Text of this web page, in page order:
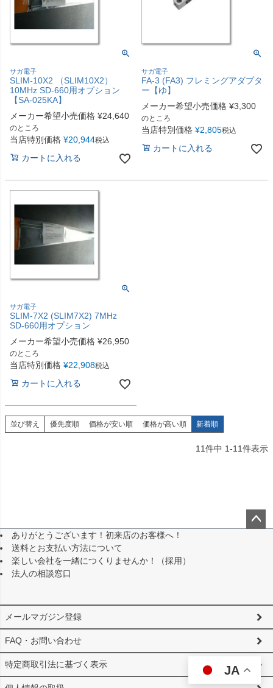
JA
サガ電子
SLIM-10X2 （SLIM10X2）
10MHz SD-660用オプション
【SA-025KA】
メーカー希望小売価格 ¥24,640
のところ
当店特別価格 ¥20,944税込
カートに入れる
サガ電子
FA-3 (FA3) フレミングアダプタ
ー【ゆ】
メーカー希望小売価格 ¥3,300
のところ
当店特別価格 ¥2,805税込
カートに入れる
サガ電子
SLIM-7X2 (SLIM7X2) 7MHz
SD-660用オプション
メーカー希望小売価格 ¥26,950
のところ
当店特別価格 ¥22,908税込
カートに入れる
並び替え 優先度順 価格が安い順 価格が高い順 新着順
11件中 1-11件表示
ありがとうございます！初来店のお客様へ！
送料とお支払い方法について
楽しい会社を一緒につくりませんか！（採用）
法人の相談窓口
メールマガジン登録
FAQ・お問い合わせ
特定商取引法に基づく表示